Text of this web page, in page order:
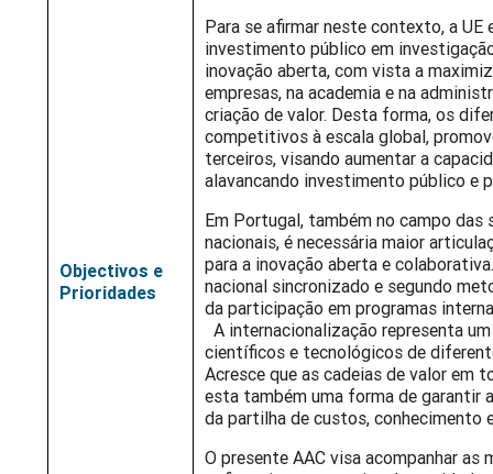
Objectivos e
Prioridades
Para se afirmar neste contexto, a
investimento público em
inovação aberta, com vista a
empresas, na academia e na
criação de valor. Desta forma, os
competitivos à escala global,
terceiros, visando aumentar a
alavancando investimento público e
Em Portugal, também no campo
nacionais, é necessária maior
para a inovação aberta e
nacional sincronizado e segundo
da participação em programas
A internacionalização representa
científicos e tecnológicos de
Acresce que as cadeias de valor em
esta também uma forma de
da partilha de custos, conhecimento
O presente AAC visa acompanhar